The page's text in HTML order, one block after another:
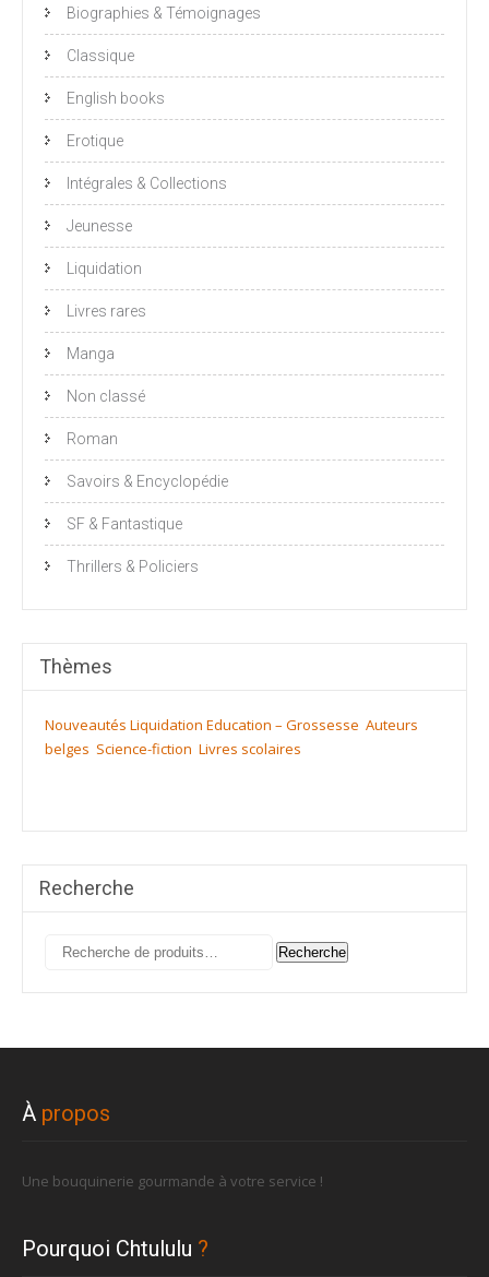
Biographies & Témoignages
Classique
English books
Erotique
Intégrales & Collections
Jeunesse
Liquidation
Livres rares
Manga
Non classé
Roman
Savoirs & Encyclopédie
SF & Fantastique
Thrillers & Policiers
Thèmes
Nouveautés Liquidation Education – Grossesse Auteurs
belges Science-fiction Livres scolaires
Recherche
Recherche
Recherche
À propos
Une bouquinerie gourmande à votre service !
Pourquoi Chtululu ?